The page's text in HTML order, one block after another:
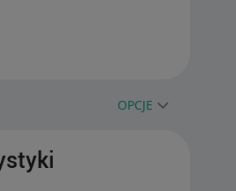
OPCJE